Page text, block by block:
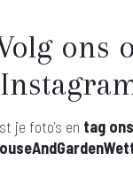
ons
je foto's en tag